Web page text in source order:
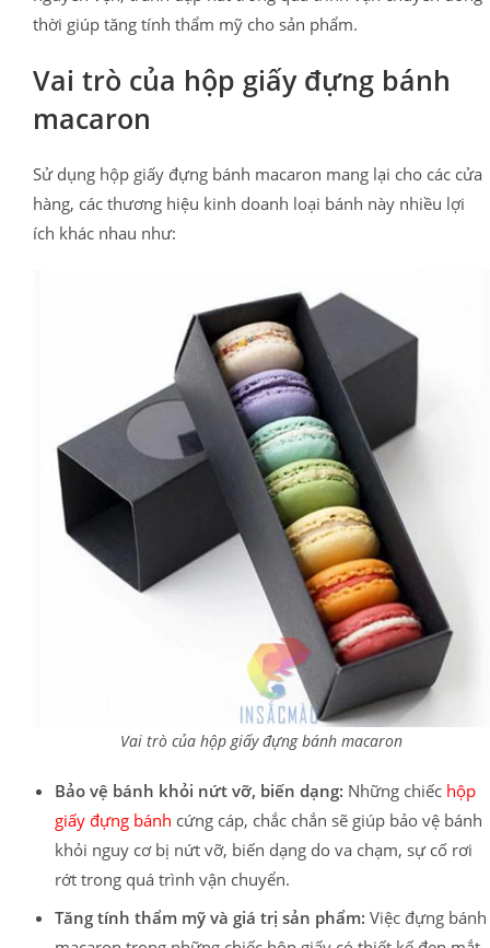
thời giúp tăng tính thẩm mỹ cho sản phẩm.
Vai trò của hộp giấy đựng bánh
macaron
Sử dụng hộp giấy đựng bánh macaron mang lại cho các cửa
hàng, các thương hiệu kinh doanh loại bánh này nhiều lợi
ích khác nhau như:
Vai trò của hộp giấy đựng bánh macaron
Bảo vệ bánh khỏi nứt vỡ, biến dạng: Những chiếc hộp
giấy đựng bánh cứng cáp, chắc chắn sẽ giúp bảo vệ bánh
khỏi nguy cơ bị nứt vỡ, biến dạng do va chạm, sự cố rơi
rớt trong quá trình vận chuyển.
Tăng tính thẩm mỹ và giá trị sản phẩm: Việc đựng bánh